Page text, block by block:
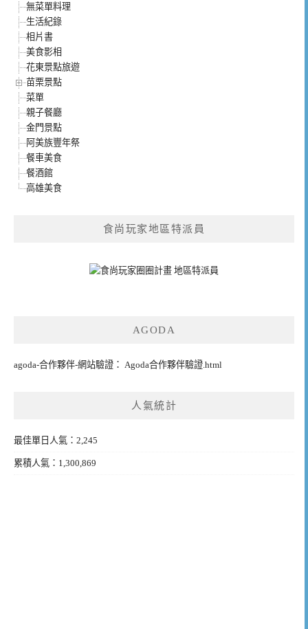
無菜單料理
生活紀錄
相片書
美食影相
花東景點旅遊
苗栗景點
菜單
親子餐廳
金門景點
阿美族豐年祭
餐車美食
餐酒館
高雄美食
食尚玩家地區特派員
AGODA
agoda-合作夥伴-網站驗證： Agoda合作夥伴驗證.html
人氣統計
最佳單日人氣：2,245
累積人氣：1,300,869